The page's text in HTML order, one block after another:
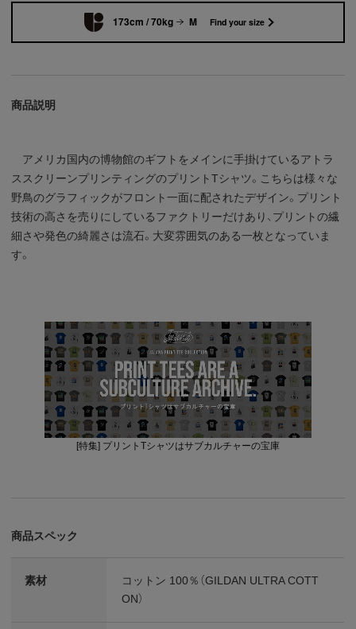
173cm / 70kg M Find your size
商品説明
アメリカ国内の博物館のギフトをメインに手掛けているアトラ
ススクリーンプリンティングのプリントTシャツ。こちらは様々な
野鳥のグラフィックがフロント一面に配されたデザイン。プリント
技術の高さを売りにしているファクトリーだけあり、プリントの繊
細さや発色の綺麗さは流石。大変雰囲気のある一枚となっていま
す。
[特集] プリントTシャツはサブカルチャーの宝庫
商品スペック
素材
コットン 100％（GILDAN ULTRA COTT
ON）